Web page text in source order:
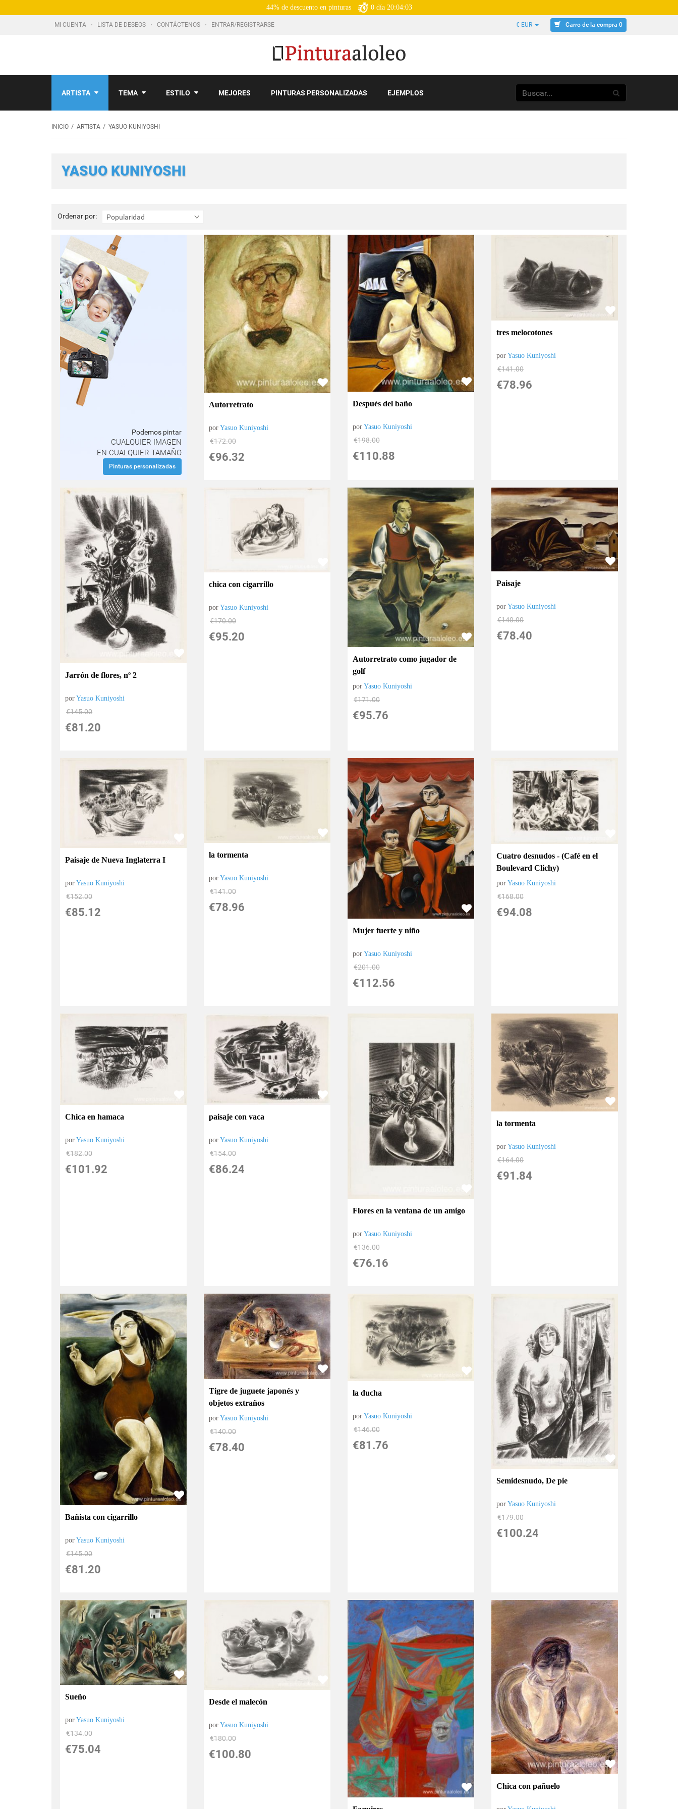
44% de descuento en pinturas 0 día 20:04:01
MI CUENTA LISTA DE DESEOS CONTÁCTENOS ENTRAR/REGISTRARSE € EUR Carro de la compra 0
ARTISTA TEMA ESTILO MEJORES PINTURAS PERSONALIZADAS EJEMPLOS
INICIO ARTISTA YASUO KUNIYOSHI
YASUO KUNIYOSHI
Ordenar por: Popularidad
Ordenar
por:
Podemos pintar
CUALQUIER IMAGEN
EN CUALQUIER TAMAÑO
Pinturas personalizadas
Autorretrato
porYasuo Kuniyoshi
€172.00
€96.32
Después del baño
porYasuo Kuniyoshi
€198.00
€110.88
tres melocotones
porYasuo Kuniyoshi
€141.00
€78.96
Jarrón de flores, nº 2
porYasuo Kuniyoshi
€145.00
€81.20
chica con cigarrillo
porYasuo Kuniyoshi
€170.00
€95.20
Autorretrato como jugador de
golf
porYasuo Kuniyoshi
€171.00
€95.76
Paisaje
porYasuo Kuniyoshi
€140.00
€78.40
Paisaje de Nueva Inglaterra I
porYasuo Kuniyoshi
€152.00
€85.12
la tormenta
porYasuo Kuniyoshi
€141.00
€78.96
Mujer fuerte y niño
porYasuo Kuniyoshi
€201.00
€112.56
Cuatro desnudos - (Café en el
Boulevard Clichy)
porYasuo Kuniyoshi
€168.00
€94.08
Chica en hamaca
porYasuo Kuniyoshi
€182.00
€101.92
paisaje con vaca
porYasuo Kuniyoshi
€154.00
€86.24
Flores en la ventana de un amigo
porYasuo Kuniyoshi
€136.00
€76.16
la tormenta
porYasuo Kuniyoshi
€164.00
€91.84
Bañista con cigarrillo
porYasuo Kuniyoshi
€145.00
€81.20
Tigre de juguete japonés y
objetos extraños
porYasuo Kuniyoshi
€140.00
€78.40
la ducha
porYasuo Kuniyoshi
€146.00
€81.76
Semidesnudo, De pie
porYasuo Kuniyoshi
€179.00
€100.24
Sueño
porYasuo Kuniyoshi
€134.00
€75.04
Desde el malecón
porYasuo Kuniyoshi
€180.00
€100.80
Chica con pañuelo